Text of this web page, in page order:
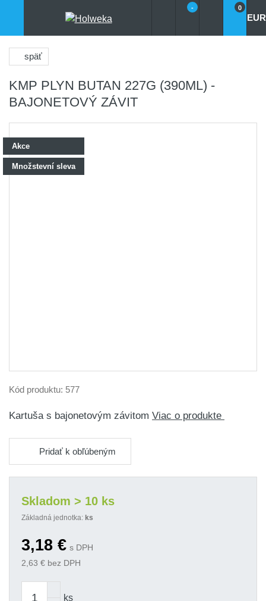
- 0
EUR
späť
KMP PLYN BUTAN 227G (390ML) -
BAJONETOVÝ ZÁVIT
Akce
Množstevní sleva
Kód produktu: 577
Kartuša s bajonetovým závitom Viac o produkte
Pridať k obľúbeným
Skladom > 10 ks
Základná jednotka: ks
3,18 € s DPH
2,63 € bez DPH
ks